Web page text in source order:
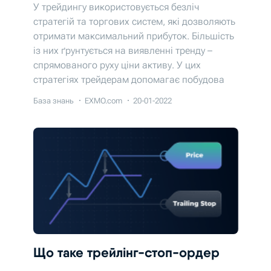
У трейдингу використовується безліч
стратегій та торгових систем, які дозволяють
отримати максимальний прибуток. Більшість
із них ґрунтується на виявленні тренду –
спрямованого руху ціни активу. У цих
стратегіях трейдерам допомагає побудова
База знань EXMO.com 20-01-2022
Що таке трейлінг-стоп-ордер